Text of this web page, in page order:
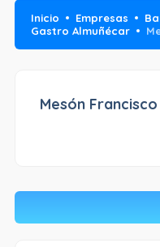
Inicio Empresas
Gastro Almuñécar
Mesón Francisco